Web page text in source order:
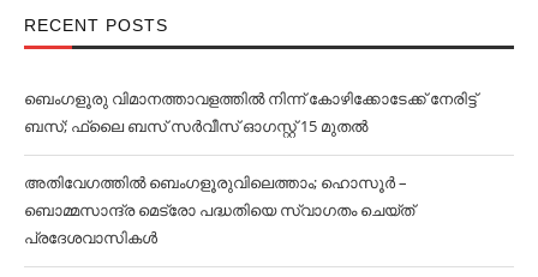
RECENT POSTS
ബെംഗളൂരു വിമാനത്താവളത്തില്‍ നിന്ന് കോഴിക്കോടേക്ക് നേരിട്ട്
ബസ്; ഫ്ലൈ ബസ് സര്‍വീസ് ഓഗസ്റ്റ് 15 മുതല്‍
അതിവേഗത്തില്‍ ബെംഗളൂരുവിലെത്താം; ഹൊസൂര്‍ –
ബൊമ്മസാന്ദ്ര മെട്രോ പദ്ധതിയെ സ്വാഗതം ചെയ്ത്
പ്രദേശവാസികള്‍